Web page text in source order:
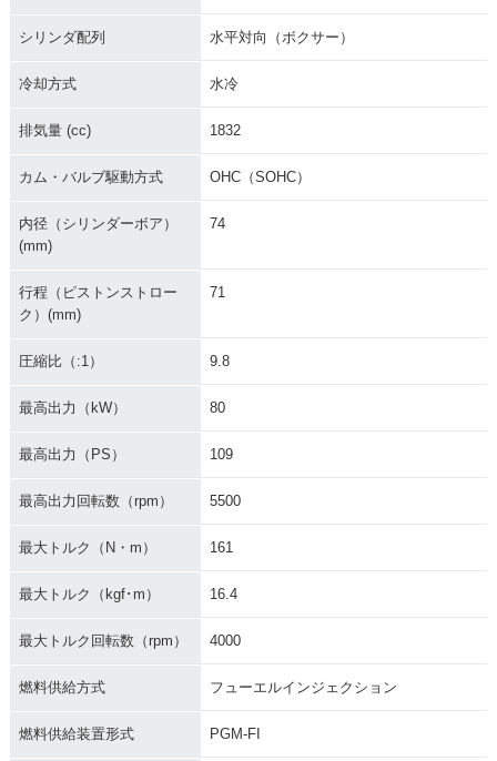
G・カラーチェンジ
Tour Dual Clutch T
Tour・フルモデルチ
2018年 GOLDWIN
G・フルモデルチェ
2014年 GOLDWING
SE AIRBAG NAVI・
2014年 GOLDWING
SE・特別・限定仕様
2014年 GOLDWIN
2013年 GOLDWING
ラーチェンジ
シリンダ配列 水平対向（ボクサー）
冷却方式 水冷
排気量 (cc) 1832
カム・バルブ駆動方式 OHC（SOHC）
内径（シリンダーボア）
(mm)
74
行程（ピストンストロー
ク）(mm)
71
圧縮比（:1） 9.8
最高出力（kW） 80
最高出力（PS） 109
最高出力回転数（rpm） 5500
最大トルク（N・m） 161
最大トルク（kgf･m） 16.4
最大トルク回転数（rpm） 4000
燃料供給方式 フューエルインジェクション
燃料供給装置形式 PGM-FI